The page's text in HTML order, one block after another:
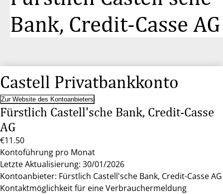
Bank, Credit-Casse AG
Castell Privatbankkonto
Zur Website des Kontoanbieters
Fürstlich Castell'sche Bank, Credit-Casse
AG
€11.50
Kontoführung pro Monat
Letzte Aktualisierung: 30/01/2026
Kontoanbieter: Fürstlich Castell'sche Bank, Credit-Casse AG
Kontaktmöglichkeit für eine Verbrauchermeldung